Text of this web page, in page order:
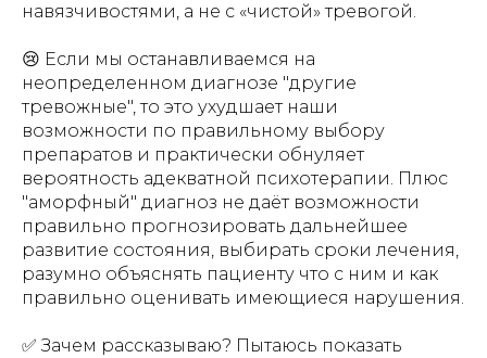
навязчивостями, а не с «чистой» тревогой.
😢 Если мы останавливаемся на
неопределенном диагнозе "другие
тревожные", то это ухудшает наши
возможности по правильному выбору
препаратов и практически обнуляет
вероятность адекватной психотерапии. Плюс
"аморфный" диагноз не даёт возможности
правильно прогнозировать дальнейшее
развитие состояния, выбирать сроки лечения,
разумно объяснять пациенту что с ним и как
правильно оценивать имеющиеся нарушения.
✅ Зачем рассказываю? Пытаюсь показать